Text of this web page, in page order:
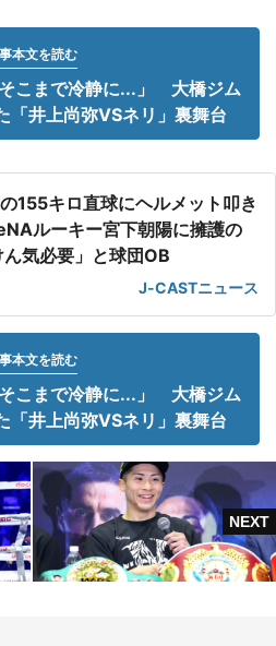
本文を読む
そこまで冷静に...」 大橋ジム
「井上尚弥VSネリ」裏舞台
155キロ直球にヘルメット叩き
ルーキー宮下朝陽に擁護の
気必要」と球団OB
J-CASTニュース
本文を読む
そこまで冷静に...」 大橋ジム
「井上尚弥VSネリ」裏舞台